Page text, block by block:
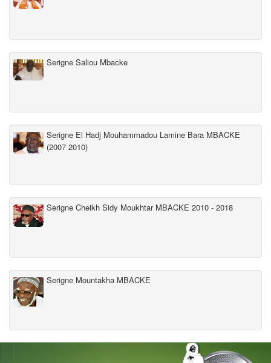
Serigne Saliou Mbacke
Serigne El Hadj Mouhammadou Lamine Bara MBACKE
(2007 2010)
Serigne Cheikh Sidy Moukhtar MBACKE 2010 - 2018
Serigne Mountakha MBACKE